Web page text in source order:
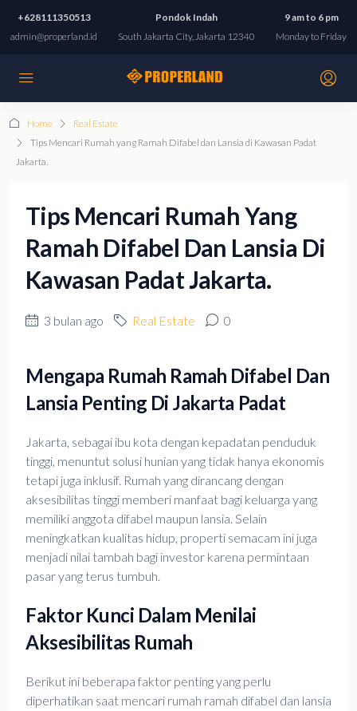
+628111350513
admin@properland.id
Pondok Indah
South Jakarta City, Jakarta 12340
9 am to 6 pm
Monday to Friday
Home
Real Estate
Tips Mencari Rumah yang Ramah Difabel dan Lansia di Kawasan Padat
Jakarta.
Tips Mencari Rumah Yang
Ramah Difabel Dan Lansia Di
Kawasan Padat Jakarta.
3 bulan ago Real Estate 0
Mengapa Rumah Ramah Difabel Dan
Lansia Penting Di Jakarta Padat
Jakarta, sebagai ibu kota dengan kepadatan penduduk
tinggi, menuntut solusi hunian yang tidak hanya ekonomis
tetapi juga inklusif. Rumah yang dirancang dengan
aksesibilitas tinggi memberi manfaat bagi keluarga yang
memiliki anggota difabel maupun lansia. Selain
meningkatkan kualitas hidup, properti semacam ini juga
menjadi nilai tambah bagi investor karena permintaan
pasar yang terus tumbuh.
Faktor Kunci Dalam Menilai
Aksesibilitas Rumah
Berikut ini beberapa faktor penting yang perlu
diperhatikan saat mencari rumah ramah difabel dan lansia